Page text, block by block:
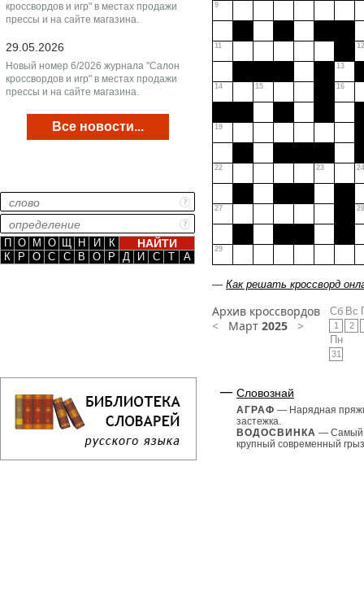
кроссвордов и игр" в местах продажи
прессы и на сайте магазина.
29.05.2026
Новый номер 6/2026 журнала "Салон
кроссвордов и игр" в местах продажи
прессы и на сайте магазина.
Все новости...
П О М О Щ Н И
К
К
Р О С С В О Р Д И С Т А
9
11 12
13
14 15 16
19
22 23 24
27 28
29
— Как решать кроссворд
Архив кроссвордов
< Март 2025 >
Сб
1
Вс
2
Пн
31
Словознай
АГРАФ — Нарядная
застежка.
ВОДОСВИНКА — Самый
крупный современный